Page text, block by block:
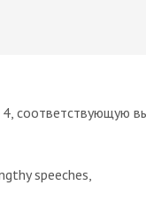
4, соответствующую
speeches,